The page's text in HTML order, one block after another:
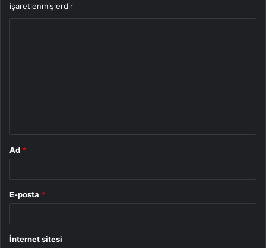
işaretlenmişlerdir
Ad *
E-posta *
İnternet sitesi